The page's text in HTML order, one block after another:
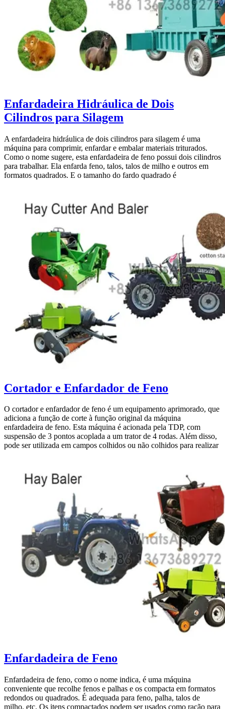
Enfardadeira Hidráulica de Dois
Cilindros para Silagem
A enfardadeira hidráulica de dois cilindros para silagem é uma
máquina para comprimir, enfardar e embalar materiais triturados.
Como o nome sugere, esta enfardadeira de feno possui dois cilindros
para trabalhar. Ela enfarda feno, talos, talos de milho e outros em
formatos quadrados. E o tamanho do fardo quadrado é
Cortador e Enfardador de Feno
O cortador e enfardador de feno é um equipamento aprimorado, que
adiciona a função de corte à função original da máquina
enfardadeira de feno. Esta máquina é acionada pela TDP, com
suspensão de 3 pontos acoplada a um trator de 4 rodas. Além disso,
pode ser utilizada em campos colhidos ou não colhidos para realizar
Enfardadeira de Feno
Enfardadeira de feno, como o nome indica, é uma máquina
conveniente que recolhe fenos e palhas e os compacta em formatos
redondos ou quadrados. É adequada para feno, palha, talos de
milho, etc. Os itens compactados podem ser usados como ração para